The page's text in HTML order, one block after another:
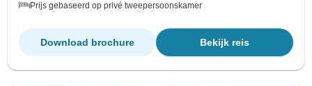
Prijs gebaseerd op privé tweepersoonskamer
Bekijk reis
Download brochure